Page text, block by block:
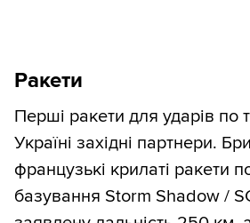
Ракети
Перші ракети для ударів по
Україні західні партнери.
французькі крилаті ракети
базування Storm Shadow /